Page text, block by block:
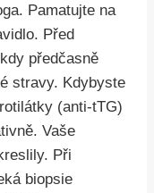
Pamatujte na
Před
předčasně
stravy. Kdybyste
(anti-tTG)
Vaše
Při
biopsie